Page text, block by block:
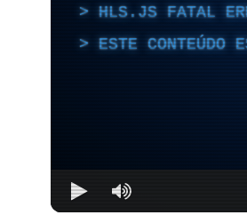
HLS.JS FATAL
ESTE CONTEÚDO